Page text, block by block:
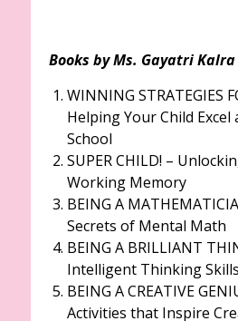
Books by Ms. Gayatri
WINNING STRATEGIES
Helping Your Child Excel
School
SUPER CHILD! –
Working Memory
BEING A
Secrets of Mental Math
BEING A BRILLIANT
Intelligent Thinking Skills
BEING A CREATIVE
Activities that Inspire